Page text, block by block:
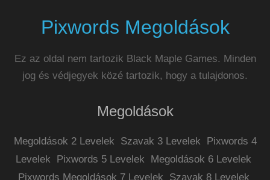
Pixwords Megoldások
Ez az oldal nem tartozik Black Maple Games. Minden
jog és védjegyek közé tartozik, hogy a tulajdonos.
Megoldások
Megoldások 2 Levelek Szavak 3 Levelek
Pixwords 4
Levelek
Pixwords 5 Levelek
Megoldások 6 Levelek
Pixwords Megoldások 7 Levelek
Szavak 8 Levelek